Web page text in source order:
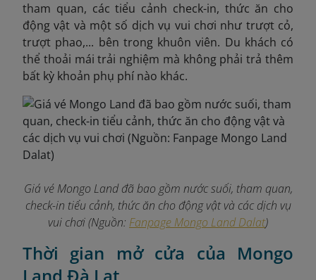
tham quan, các tiểu cảnh check-in, thức ăn cho
động vật và một số dịch vụ vui chơi như trượt cỏ,
trượt phao,... bên trong khuôn viên. Du khách có
thể thoải mái trải nghiệm mà không phải trả thêm
bất kỳ khoản phụ phí nào khác.
Giá vé Mongo Land đã bao gồm nước suối, tham quan,
check-in tiểu cảnh, thức ăn cho động vật và các dịch vụ
vui chơi (Nguồn: Fanpage Mongo Land Dalat)
Thời gian mở cửa của Mongo